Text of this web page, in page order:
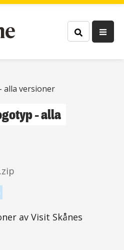
alla versioner
- alla
av Visit Skånes